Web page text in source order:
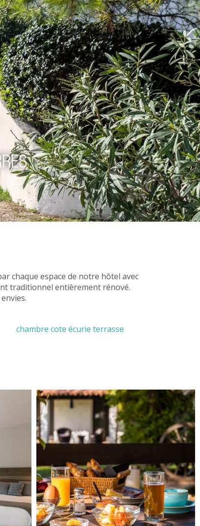
chaque espace de notre hôtel avec
traditionnel entièrement rénové.
chambre cote écurie terrasse